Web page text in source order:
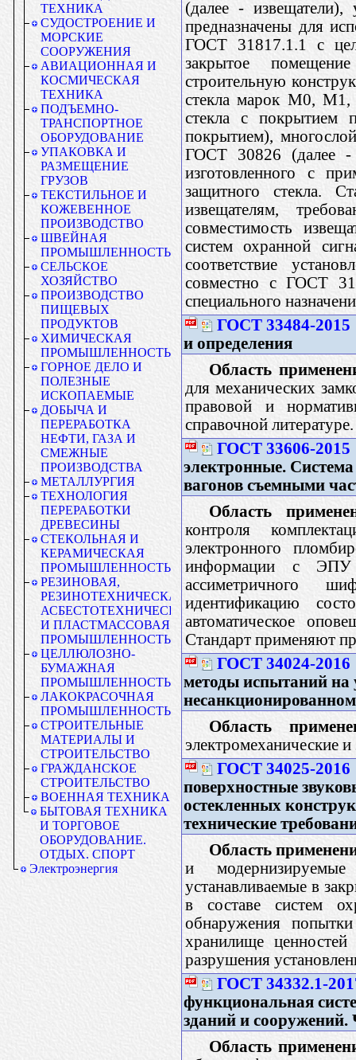
ТЕХНИКА
СУДОСТРОЕНИЕ И
МОРСКИЕ
СООРУЖЕНИЯ
АВИАЦИОННАЯ И
КОСМИЧЕСКАЯ
ТЕХНИКА
ПОДЪЕМНО-
ТРАНСПОРТНОЕ
ОБОРУДОВАНИЕ
УПАКОВКА И
РАЗМЕЩЕНИЕ
ГРУЗОВ
ТЕКСТИЛЬНОЕ И
КОЖЕВЕННОЕ
ПРОИЗВОДСТВО
ШВЕЙНАЯ
ПРОМЫШЛЕННОСТЬ
СЕЛЬСКОЕ
ХОЗЯЙСТВО
ПРОИЗВОДСТВО
ПИЩЕВЫХ
ПРОДУКТОВ
ХИМИЧЕСКАЯ
ПРОМЫШЛЕННОСТЬ
ГОРНОЕ ДЕЛО И
ПОЛЕЗНЫЕ
ИСКОПАЕМЫЕ
ДОБЫЧА И
ПЕРЕРАБОТКА
НЕФТИ, ГАЗА И
СМЕЖНЫЕ
ПРОИЗВОДСТВА
МЕТАЛЛУРГИЯ
ТЕХНОЛОГИЯ
ПЕРЕРАБОТКИ
ДРЕВЕСИНЫ
СТЕКОЛЬНАЯ И
КЕРАМИЧЕСКАЯ
ПРОМЫШЛЕННОСТЬ
РЕЗИНОВАЯ,
РЕЗИНОТЕХНИЧЕСКАЯ,
АСБЕСТОТЕХНИЧЕСКАЯ
И ПЛАСТМАССОВАЯ
ПРОМЫШЛЕННОСТЬ
ЦЕЛЛЮЛОЗНО-
БУМАЖНАЯ
ПРОМЫШЛЕННОСТЬ
ЛАКОКРАСОЧНАЯ
ПРОМЫШЛЕННОСТЬ
СТРОИТЕЛЬНЫЕ
МАТЕРИАЛЫ И
СТРОИТЕЛЬСТВО
ГРАЖДАНСКОЕ
СТРОИТЕЛЬСТВО
ВОЕННАЯ ТЕХНИКА
БЫТОВАЯ ТЕХНИКА
И ТОРГОВОЕ
ОБОРУДОВАНИЕ.
ОТДЫХ. СПОРТ
Электроэнергия
(далее - извещатели),
предназначены для
ГОСТ 31817.1.1 с
закрытое
строительную
стекла марок М0, М1,
стекла с
покрытием),
ГОСТ 30826 (далее -
изготовленного с
защитного стекла.
извещателям,
совместимость
систем охранной
соответствие
совместно с ГОСТ
специального
ГОСТ 33484-2015
и определения
Область
для механических
правовой и
справочной литературе.
ГОСТ 33606-2015
электронные.
вагонов съемными
Область
контроля
электронного
информации с ЭПУ
ассиметричного
идентификацию
автоматическое
Стандарт применяют
ГОСТ 34024-2016
методы испытаний на
Область
электромеханические
ГОСТ 34025-2016
поверхностные
остекленных
технические
Область
и
устанавливаемые в
в составе систем
обнаружения
хранилище
разрушения
ГОСТ 34332.1-
функциональная
зданий и
Область